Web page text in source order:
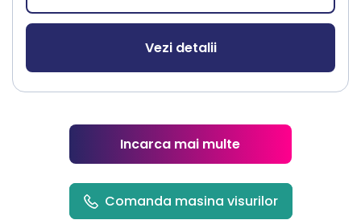
Vezi detalii
Incarca mai multe
Comanda masina visurilor